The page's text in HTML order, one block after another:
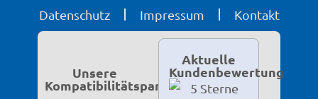
Datenschutz Impressum Kontakt
Unsere
Kompatibilitätspartner
Aktuelle
Kundenbewertung